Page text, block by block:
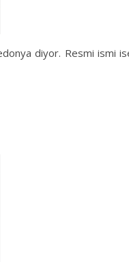
diyor. Resmi ismi